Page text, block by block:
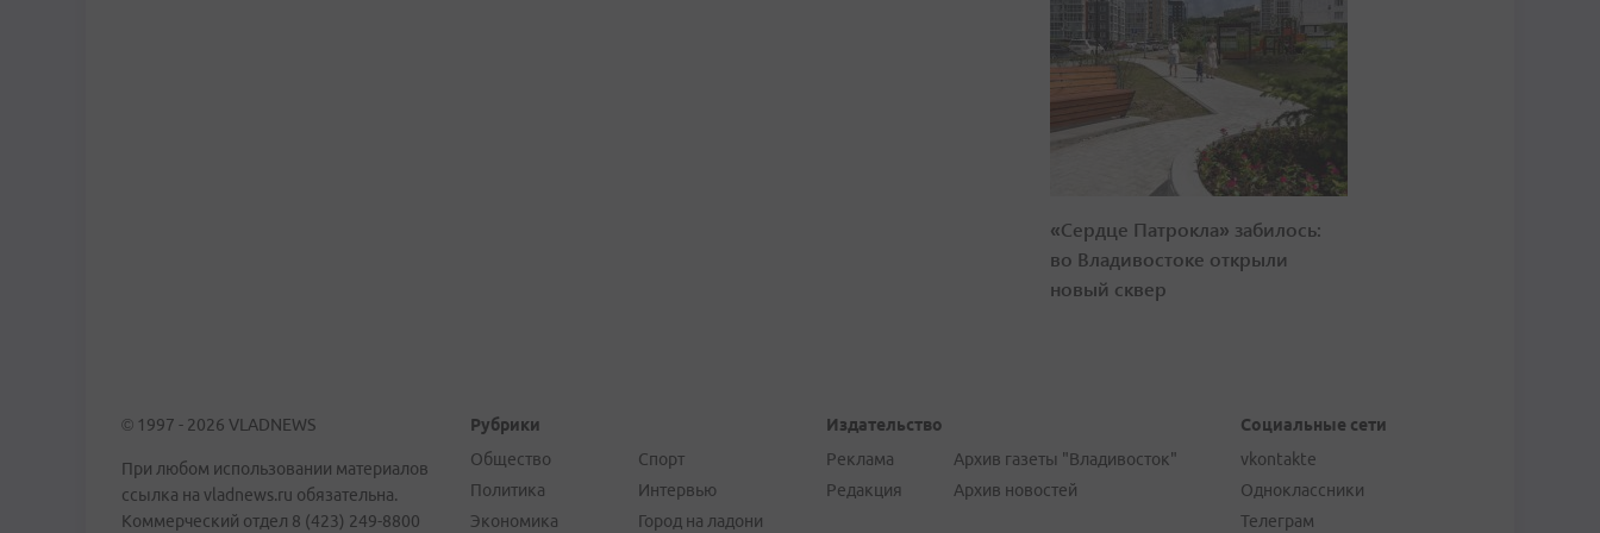
«Сердце Патрокла» забилось:
во Владивостоке открыли
новый сквер
© 1997 - 2026 VLADNEWS
При любом использовании материалов
ссылка на vladnews.ru обязательна.
Коммерческий отдел 8 (423) 249-8800
Рубрики
Общество
Политика
Экономика
Спорт
Интервью
Город на ладони
Издательство
Реклама
Редакция
Архив газеты "Владивосток"
Архив новостей
Социальные сети
vkontakte
Одноклассники
Телеграм